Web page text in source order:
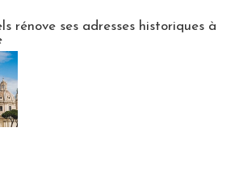
rénove ses adresses historiques à